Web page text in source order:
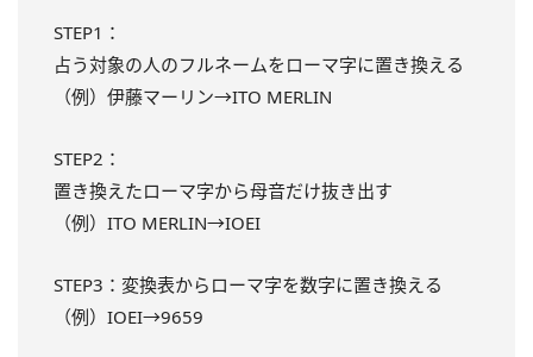
STEP1：
占う対象の人のフルネームをローマ字に置き換える
（例）伊藤マーリン→ITO MERLIN
STEP2：
置き換えたローマ字から母音だけ抜き出す
（例）ITO MERLIN→IOEI
STEP3：変換表からローマ字を数字に置き換える
（例）IOEI→9659